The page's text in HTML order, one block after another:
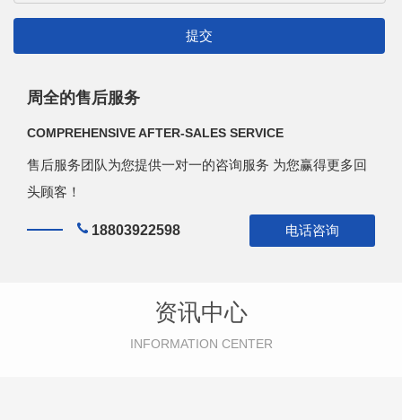
周全的售后服务
COMPREHENSIVE AFTER-SALES SERVICE
售后服务团队为您提供一对一的咨询服务 为您赢得更多回
头顾客！
18803922598 电话咨询
资讯中心
INFORMATION CENTER